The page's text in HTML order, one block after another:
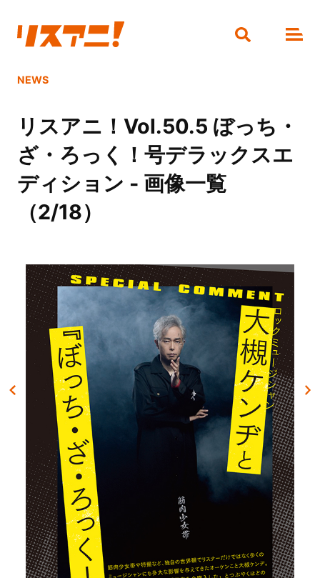
NEWS
リスアニ！Vol.50.5 ぼっち・
ざ・ろっく！号デラックスエ
ディション - 画像一覧
（2/18）